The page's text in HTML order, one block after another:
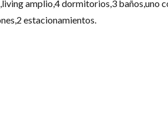
amplio,4 dormitorios,3 baños,uno
estacionamientos.